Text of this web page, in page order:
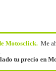
Motosclick. Me
tu precio en